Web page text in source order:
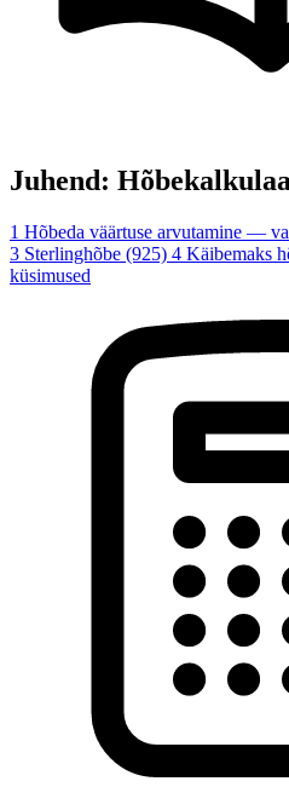
Juhend:
1 Hõbeda väärtuse arvutamine —
3 Sterlinghõbe (925) 4 Käibemaks
küsimused